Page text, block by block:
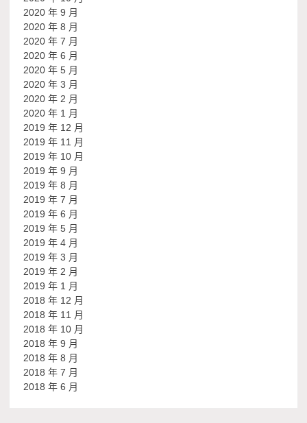
2020 年 9 月
2020 年 8 月
2020 年 7 月
2020 年 6 月
2020 年 5 月
2020 年 3 月
2020 年 2 月
2020 年 1 月
2019 年 12 月
2019 年 11 月
2019 年 10 月
2019 年 9 月
2019 年 8 月
2019 年 7 月
2019 年 6 月
2019 年 5 月
2019 年 4 月
2019 年 3 月
2019 年 2 月
2019 年 1 月
2018 年 12 月
2018 年 11 月
2018 年 10 月
2018 年 9 月
2018 年 8 月
2018 年 7 月
2018 年 6 月